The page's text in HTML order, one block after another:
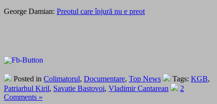
George Damian: Preotul care înjură nu e preot
Posted in Colimatorul, Documentare, Top News Tags: KGB,
Patriarhul Kiril, Savatie Bastovoi, Vladimir Cantarean
2
Comments »